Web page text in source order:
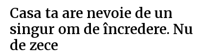
Casa ta are nevoie de un
singur om de încredere. Nu
de zece